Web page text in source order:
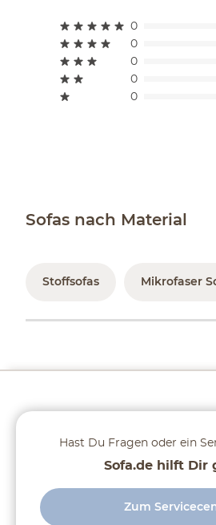
0
0
0
0
0
Sofas nach Material
Stoffsofas Mikrofaser
Hast Du Fragen oder ein
Sofa.de hilft Dir
Zum